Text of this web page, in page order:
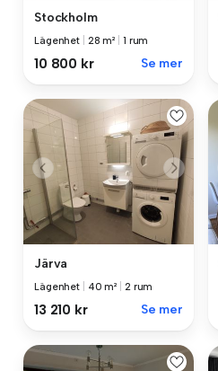
Stockholm
Lägenhet 28 m² 1 rum
10 800 kr Se mer
Järva
Lägenhet 40 m² 2 rum
13 210 kr Se mer